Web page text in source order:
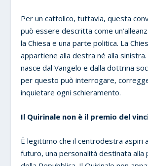
Per un cattolico, tuttavia, questa
può essere descritta come
la Chiesa e una parte politica. La
appartiene alla destra né alla sinistra.
nasce dal Vangelo e dalla dottrina
per questo può interrogare,
inquietare ogni schieramento.
Il Quirinale non è il premio del
È legittimo che il centrodestra aspiri
futuro, una personalità destinata alla